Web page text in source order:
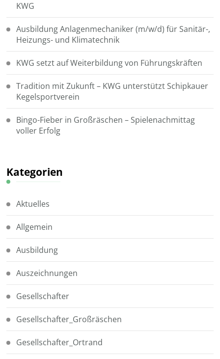
KWG
Ausbildung Anlagenmechaniker (m/w/d) für Sanitär-,
Heizungs- und Klimatechnik
KWG setzt auf Weiterbildung von Führungskräften
Tradition mit Zukunft – KWG unterstützt Schipkauer
Kegelsportverein
Bingo-Fieber in Großräschen – Spielenachmittag
voller Erfolg
Kategorien
Aktuelles
Allgemein
Ausbildung
Auszeichnungen
Gesellschafter
Gesellschafter_Großräschen
Gesellschafter_Ortrand